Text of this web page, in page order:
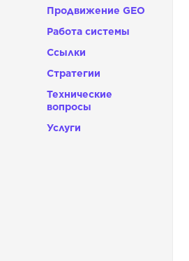
Продвижение GEO
Работа системы
Ссылки
Стратегии
Технические
вопросы
Услуги